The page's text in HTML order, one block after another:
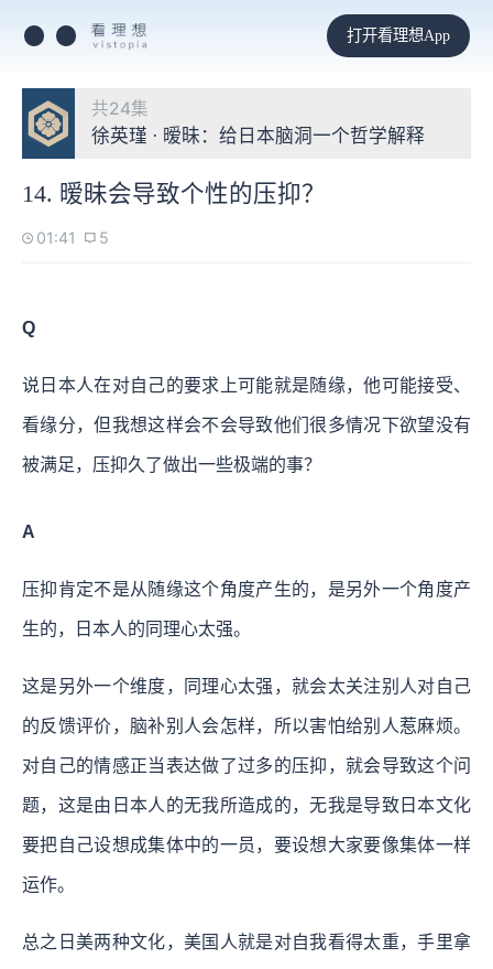
打开看理想App
共24集
徐英瑾 · 暧昧：给日本脑洞一个哲学解释
14. 暧昧会导致个性的压抑？
01:41 5
Q
说日本人在对自己的要求上可能就是随缘，他可能接受、
看缘分，但我想这样会不会导致他们很多情况下欲望没有
被满足，压抑久了做出一些极端的事？
A
压抑肯定不是从随缘这个角度产生的，是另外一个角度产
生的，日本人的同理心太强。
这是另外一个维度，同理心太强，就会太关注别人对自己
的反馈评价，脑补别人会怎样，所以害怕给别人惹麻烦。
对自己的情感正当表达做了过多的压抑，就会导致这个问
题，这是由日本人的无我所造成的，无我是导致日本文化
要把自己设想成集体中的一员，要设想大家要像集体一样
运作。
总之日美两种文化，美国人就是对自我看得太重，手里拿